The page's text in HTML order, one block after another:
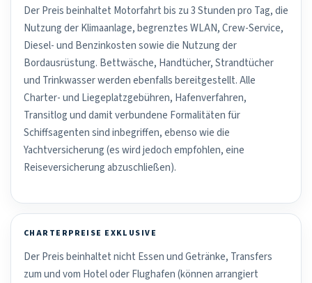
Der Preis beinhaltet Motorfahrt bis zu 3 Stunden pro Tag, die
Nutzung der Klimaanlage, begrenztes WLAN, Crew-Service,
Diesel- und Benzinkosten sowie die Nutzung der
Bordausrüstung. Bettwäsche, Handtücher, Strandtücher
und Trinkwasser werden ebenfalls bereitgestellt. Alle
Charter- und Liegeplatzgebühren, Hafenverfahren,
Transitlog und damit verbundene Formalitäten für
Schiffsagenten sind inbegriffen, ebenso wie die
Yachtversicherung (es wird jedoch empfohlen, eine
Reiseversicherung abzuschließen).
CHARTERPREISE EXKLUSIVE
Der Preis beinhaltet nicht Essen und Getränke, Transfers
zum und vom Hotel oder Flughafen (können arrangiert